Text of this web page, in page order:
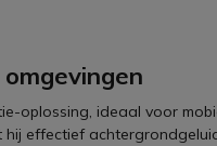
oplossing, ideaal voor
hij effectief